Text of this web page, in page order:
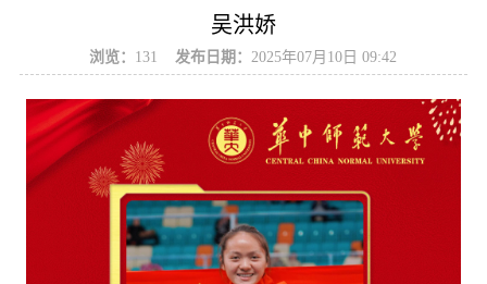
吴洪娇
浏览： 131 发布日期：2025年07月10日 09:42